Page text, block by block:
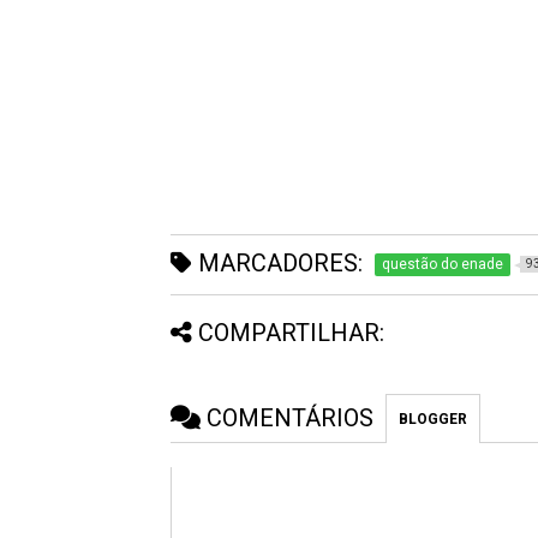
MARCADORES: questão do enade
COMPARTILHAR:
COMENTÁRIOS BLOGGER